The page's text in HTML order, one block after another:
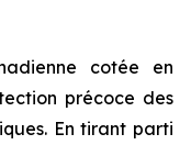
cotée en
précoce des
En tirant parti